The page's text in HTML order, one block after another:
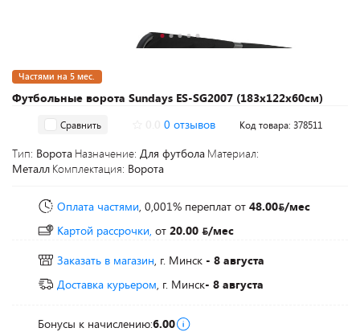
Футбольные ворота Sundays ES-SG2007 (183х122х60см)
Частями на 5 мес.
Сравнить 0 отзывов Код товара: 378511
Тип: Ворота Назначение: Для футбола Материал:
Металл Комплектация: Ворота
Оплата частями, 0,001% переплат от 48.00 /мес
Картой рассрочки, от 20.00
/мес
Заказать в магазин, г. Минск - 8 августа
Доставка курьером, г. Минск- 8 августа
Бонусы к начислению:6.00